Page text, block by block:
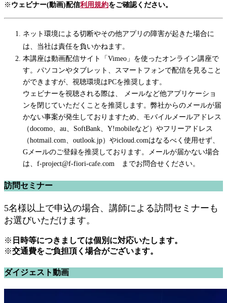
※ウェビナー(動画)配信利用規約をご確認ください。
ネット環境による切断やその他アプリの障害が起きた場合に
は、当社は責任を負いかねます。
本講座は動画配信サイト「Vimeo」を使ったオンライン講座で
す。パソコンやタブレット、スマートフォンで配信を見ること
ができますが、視聴環境はPCを推奨します。
ウェビナーを視聴される際は、 メールなど他アプリケーショ
ンを閉じていただくことを推奨します。弊社からのメールが届
かない事案が発生しておりますため、モバイルメールアドレス
（docomo、au、SoftBank、Y!mobileなど）やフリーアドレス
（hotmail.com、outlook.jp）やicloud.comはなるべく使用せず、
Gメールのご登録を推奨しております。メールが届かない場合
は、f-project@f-fiori-cafe.com までお問合せください。
訪問セミナー
5名様以上で申込の場合、講師による訪問セミナーも
お選びいただけます。
※ 日時等につきましては個別に対応いたします。
※交通費をご負担頂く場合がございます。
ダイジェスト動画